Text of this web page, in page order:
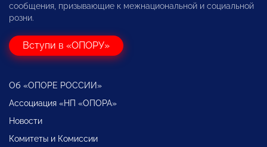
сообщения, призывающие к межнациональной и социальной
розни.
Вступи в «ОПОРУ»
Об «ОПОРЕ РОССИИ»
Ассоциация «НП «ОПОРА»
Новости
Комитеты и Комиссии